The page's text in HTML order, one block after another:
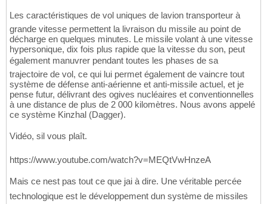
Les caractéristiques de vol uniques de lavion transporteur à
grande vitesse permettent la livraison du missile au point de
décharge en quelques minutes. Le missile volant à une vitesse
hypersonique, dix fois plus rapide que la vitesse du son, peut
également manuvrer pendant toutes les phases de sa
trajectoire de vol, ce qui lui permet également de vaincre tout
système de défense anti-aérienne et anti-missile actuel, et je
pense futur, délivrant des ogives nucléaires et conventionnelles
à une distance de plus de 2 000 kilomètres. Nous avons appelé
ce système Kinzhal (Dagger).
Vidéo, sil vous plaît.
https://www.youtube.com/watch?v=MEQtVwHnzeA
Mais ce nest pas tout ce que jai à dire. Une véritable percée
technologique est le développement dun système de missiles